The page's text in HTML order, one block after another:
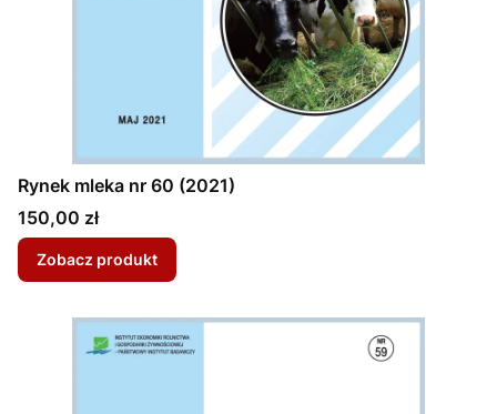
Rynek mleka nr 60 (2021)
Cena
150,00 zł
Zobacz produkt